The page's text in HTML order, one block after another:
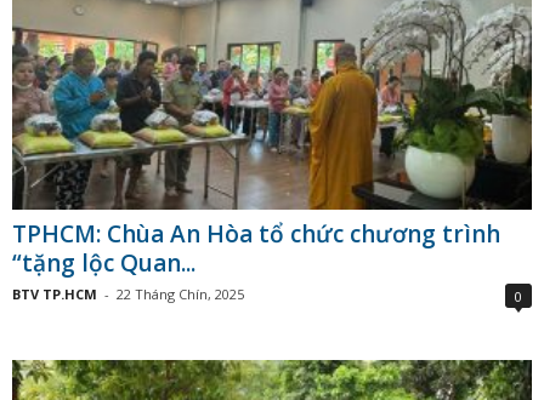
TPHCM: Chùa An Hòa tổ chức chương trình
“tặng lộc Quan...
BTV TP.HCM - 22 Tháng Chín, 2025 0